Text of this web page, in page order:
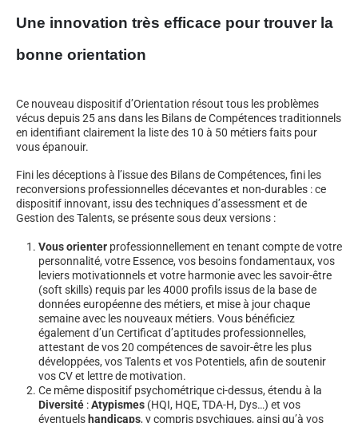
Une innovation très efficace pour trouver la
bonne orientation
Ce nouveau dispositif d’Orientation résout tous les problèmes
vécus depuis 25 ans dans les Bilans de Compétences traditionnels
en identifiant clairement la liste des 10 à 50 métiers faits pour
vous épanouir.
Fini les déceptions à l’issue des Bilans de Compétences, fini les
reconversions professionnelles décevantes et non-durables : ce
dispositif innovant, issu des techniques d’assessment et de
Gestion des Talents, se présente sous deux versions :
Vous orienter professionnellement en tenant compte de votre
personnalité, votre Essence, vos besoins fondamentaux, vos
leviers motivationnels et votre harmonie avec les savoir-être
(soft skills) requis par les 4000 profils issus de la base de
données européenne des métiers, et mise à jour chaque
semaine avec les nouveaux métiers. Vous bénéficiez
également d’un Certificat d’aptitudes professionnelles,
attestant de vos 20 compétences de savoir-être les plus
développées, vos Talents et vos Potentiels, afin de soutenir
vos CV et lettre de motivation.
Ce même dispositif psychométrique ci-dessus, étendu à la
Diversité :Atypismes (HQI, HQE, TDA-H, Dys…) et vos
éventuels handicaps, y compris psychiques, ainsi qu’à vos